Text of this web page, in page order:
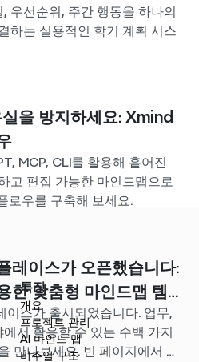
우선순위, 주간 행동을 하나의
하는 실용적인 학기 계획 시스
을 방지하세요: Xmind
MCP, CLI를 활용해 흩어진
고 편집 가능한 마인드맵으로
로우를 구축해 보세요.
레이스가 오픈했습니다:
한 맞춤형 마인드맵 템
스가 출시되었습니다. 업무,
서 활용할 수 있는 수백 가지
만나보세요. 빈 페이지에서 고
특징
개요
프로젝트 관리
AI 마인드 맵
비주얼 구조